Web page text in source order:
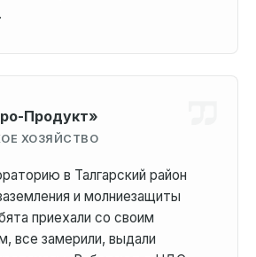
Продукт»
ХОЗЯЙСТВО
в Талгарский район
и молниезащиты
приехали со своим
все замерили, выдали